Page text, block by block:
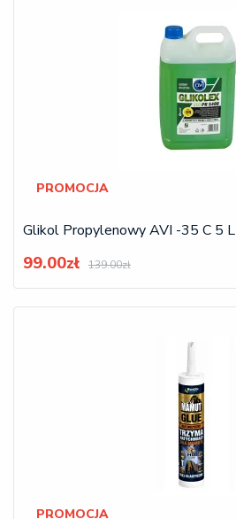
PROMOCJA
Glikol Propylenowy AVI -35 C 5 L
99.00zł 139.00zł
PROMOCJA